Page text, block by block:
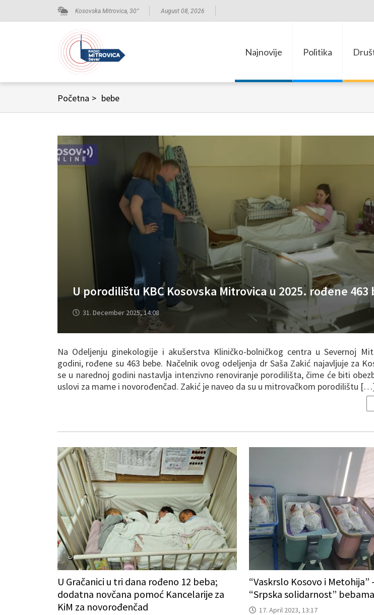
Kosovska Mitrovica, 30° August 08, 2026
Najnovije Politika
Početna > bebe
U porodilištu KBC Kosovska Mitrovica u 2025. rođene 463
31. December 2025, 14:08
Na Odeljenju ginekologije i akušerstva Kliničko-bolničkog centra u Severnoj
godini, rođene su 463 bebe. Načelnik ovog odeljenja dr Saša Zakić najavljuje za
se u narednoj godini nastavlja intenzivno renoviranje porodilišta, čime će biti
uslovi za mame i novorođenčad. Zakić je naveo da su u mitrovačkom porodilištu
U Gračanici u tri dana rođeno 12 beba;
dodatna novčana pomoć Kancelarije za
KiM za novorođenčad
“Vaskrslo Kosovo i Metohija”
“Srpska solidarnost”
17. April 2023, 13:17